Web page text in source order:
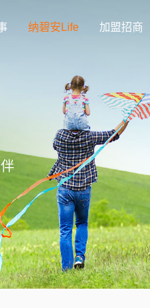
纳碧安Life 加盟招商